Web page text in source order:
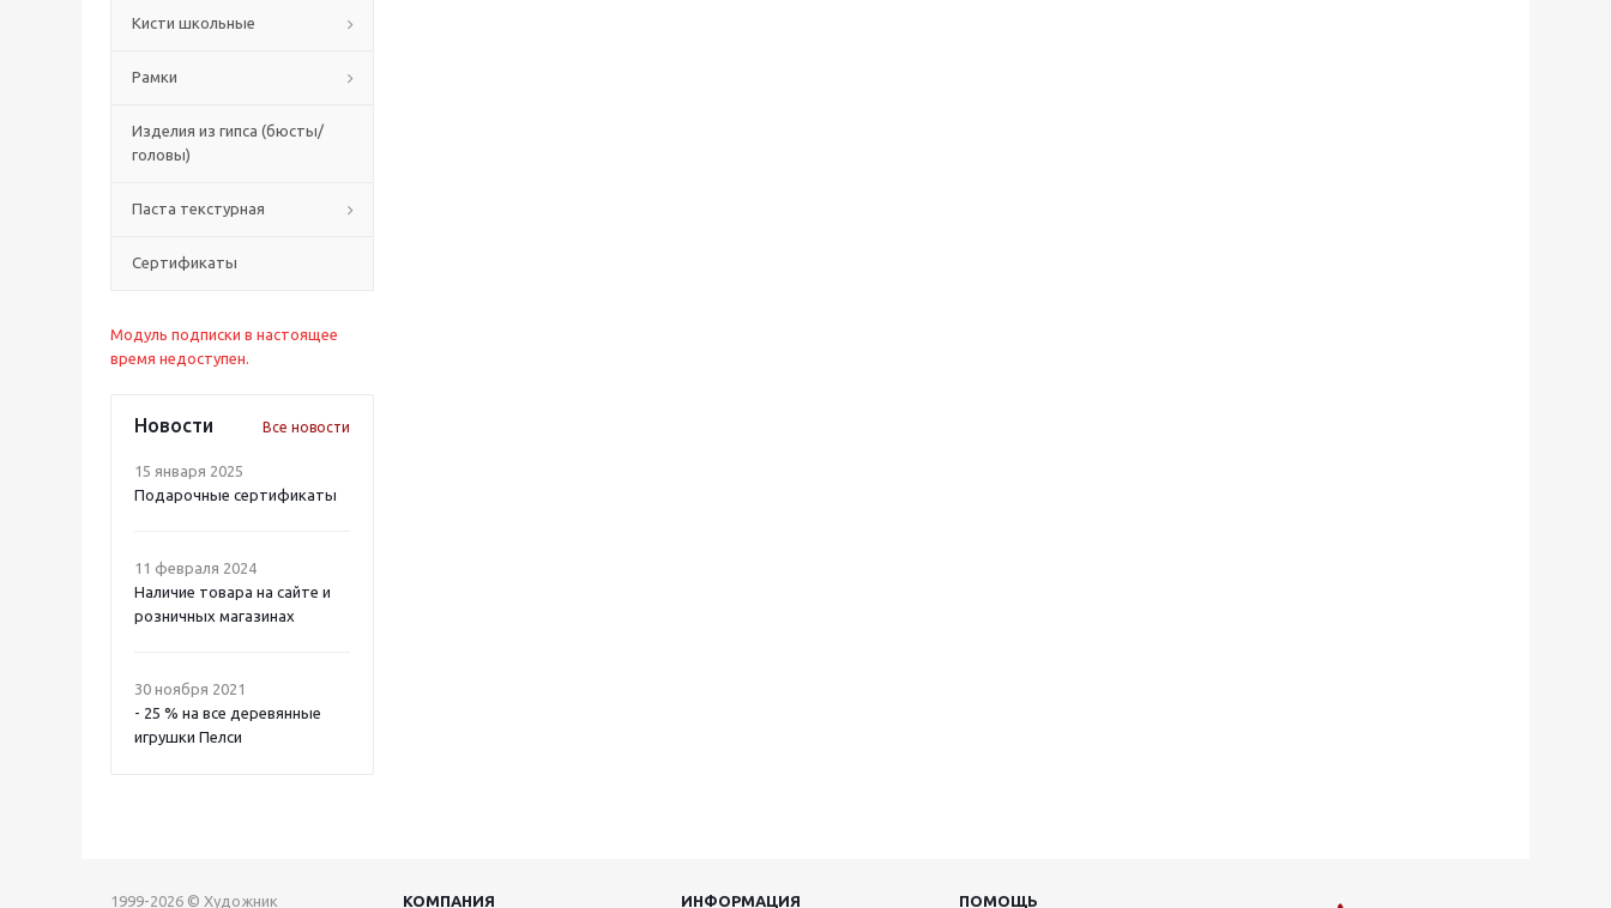
Кисти школьные
Рамки
Изделия из гипса (бюсты/
головы)
Паста текстурная
Сертификаты
Модуль подписки в настоящее
время недоступен.
Новости Все новости
15 января 2025
Подарочные сертификаты
11 февраля 2024
Наличие товара на сайте и
розничных магазинах
30 ноября 2021
- 25 % на все деревянные
игрушки Пелси
1999-2026 © Художник КОМПАНИЯ ИНФОРМАЦИЯ ПОМОЩЬ